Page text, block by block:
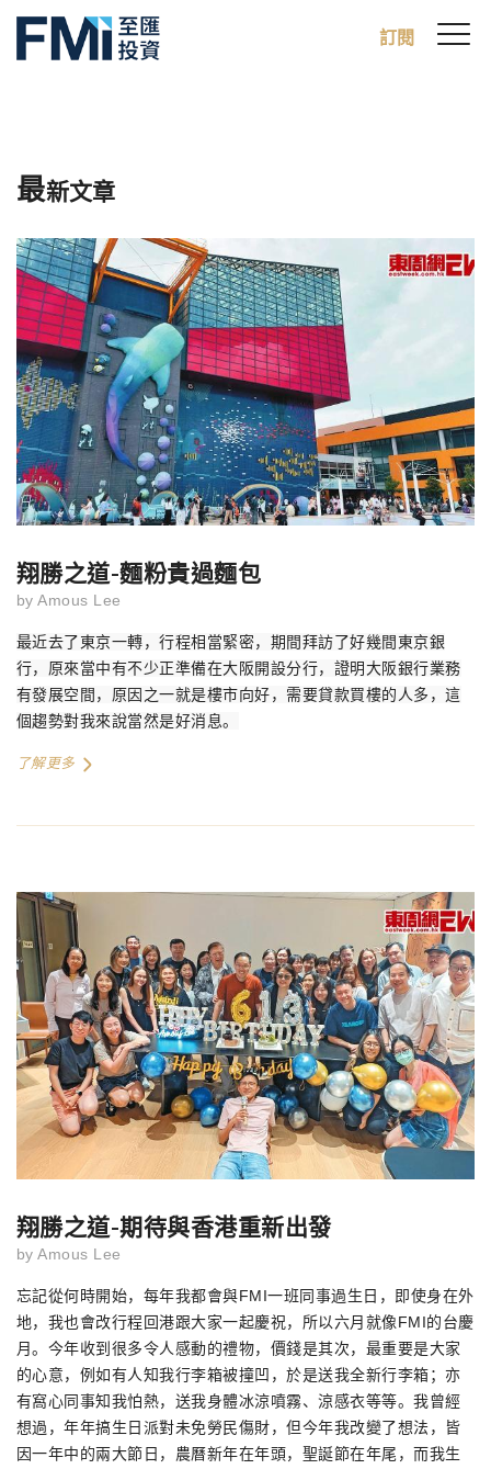
訂閱
最新文章
翔勝之道-麵粉貴過麵包
by Amous Lee
最近去了東京一轉，行程相當緊密，期間拜訪了好幾間東京銀
行，原來當中有不少正準備在大阪開設分行，證明大阪銀行業務
有發展空間，原因之一就是樓市向好，需要貸款買樓的人多，這
個趨勢對我來說當然是好消息。
了解更多
翔勝之道-期待與香港重新出發
by Amous Lee
忘記從何時開始，每年我都會與FMI一班同事過生日，即使身在外
地，我也會改行程回港跟大家一起慶祝，所以六月就像FMI的台慶
月。今年收到很多令人感動的禮物，價錢是其次，最重要是大家
的心意，例如有人知我行李箱被撞凹，於是送我全新行李箱；亦
有窩心同事知我怕熱，送我身體冰涼噴霧、涼感衣等等。我曾經
想過，年年搞生日派對未免勞民傷財，但今年我改變了想法，皆
因一年中的兩大節日，農曆新年在年頭，聖誕節在年尾，而我生